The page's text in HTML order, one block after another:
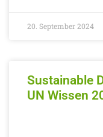
20. September 2024
Sustainable
UN Wissen